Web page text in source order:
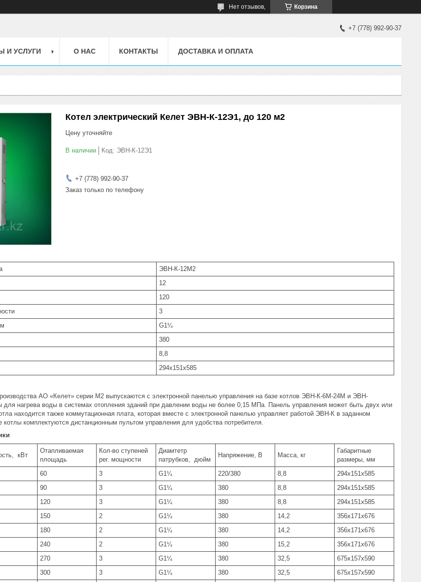
Корзина
Нет отзывов,
+7 (778) 992-90-37
И УСЛУГИ О НАС КОНТАКТЫ ДОСТАВКА И ОПЛАТА
Котел электрический Келет ЭВН-К-12Э1, до 120 м2
Цену уточняйте
В наличии Код: ЭВН-К-12Э1
+7 (778) 992-90-37
Заказ только по телефону
ЭВН-К-12М2
12
120
3
G1¼
380
8,8
294x151x585
АО «Келет» серии М2 выпускаются с электронной панелью управления на базе котлов ЭВН-К-6М-24М и ЭВН-
для нагрева воды в системах отопления зданий при давлении воды не более 0,15 МПа. Панель управления может быть двух или
находится также коммутационная плата, которая вместе с электронной панелью управляет работой ЭВН-К в заданном
комплектуются дистанционным пультом управления для удобства потребителя.
кВт
Отапливаемая
площадь
Кол-во ступеней
рег. мощности
Диамтетр
патрубков, дюйм
Напряжение, В Масса, кг
Габаритные
размеры, мм
60 3 G1¼ 220/380 8,8
294x151x585
90 3 G1¼ 380 8,8
294x151x585
120 3 G1¼ 380 8,8
294x151x585
150 2 G1¼ 380 14,2
356x171x676
180 2 G1¼ 380 14,2
356x171x676
240 2 G1¼ 380 15,2
356x171x676
270 3 G1¼ 380 32,5
675x157x590
300 3 G1¼ 380 32,5
675x157x590